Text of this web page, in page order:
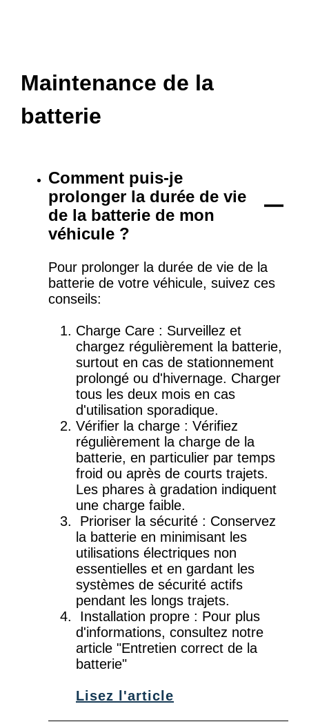
Maintenance de la
batterie
Comment puis-je
prolonger la durée de vie
de la batterie de mon
véhicule ?
Pour prolonger la durée de vie de la
batterie de votre véhicule, suivez ces
conseils:
Charge Care : Surveillez et
chargez régulièrement la batterie,
surtout en cas de stationnement
prolongé ou d'hivernage. Charger
tous les deux mois en cas
d'utilisation sporadique.
Vérifier la charge : Vérifiez
régulièrement la charge de la
batterie, en particulier par temps
froid ou après de courts trajets.
Les phares à gradation indiquent
une charge faible.
Prioriser la sécurité : Conservez
la batterie en minimisant les
utilisations électriques non
essentielles et en gardant les
systèmes de sécurité actifs
pendant les longs trajets.
Installation propre : Pour plus
d'informations, consultez notre
article "Entretien correct de la
batterie"
Lisez l'article